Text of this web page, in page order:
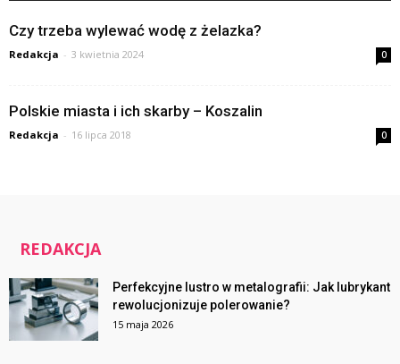
Czy trzeba wylewać wodę z żelazka?
Redakcja - 3 kwietnia 2024 0
Polskie miasta i ich skarby – Koszalin
Redakcja - 16 lipca 2018 0
REDAKCJA
Perfekcyjne lustro w metalografii: Jak lubrykant
rewolucjonizuje polerowanie?
15 maja 2026